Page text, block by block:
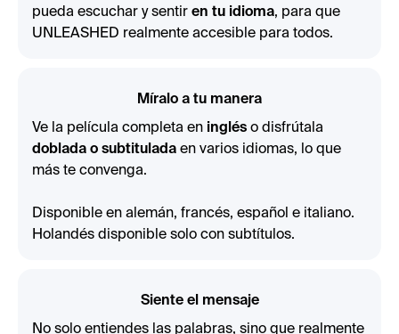
pueda escuchar y sentir en tu idioma, para que
UNLEASHED realmente accesible para todos.
Míralo a tu manera
Ve la película completa en inglés o disfrútala
doblada o subtitulada en varios idiomas, lo que
más te convenga.
Disponible en alemán, francés, español e italiano.
Holandés disponible solo con subtítulos.
Siente el mensaje
No solo entiendes las palabras, sino que realmente